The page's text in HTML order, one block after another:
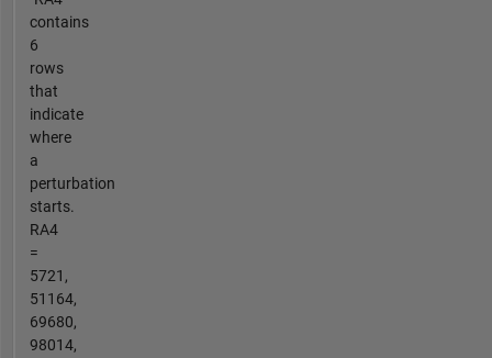
contains
6
rows
that
indicate
where
a
perturbation
starts.
RA4
=
5721,
51164,
69680,
98014,